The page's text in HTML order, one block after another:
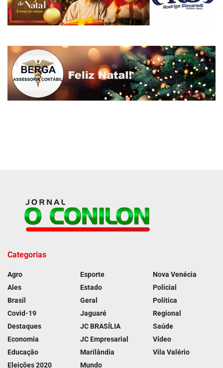
Categorias
Agro
Ales
Brasil
Covid-19
Destaques
Economia
Educação
Eleições 2020
Esporte
Estado
Geral
Jaguaré
JC BRASÍLIA
JC Empresarial
Marilândia
Mundo
Nova Venécia
Policial
Política
Regional
Saúde
Vídeo
Vila Valério